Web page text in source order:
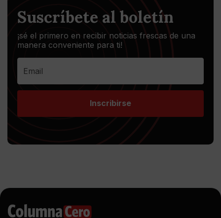
Suscríbete al boletín
¡sé el primero en recibir noticias frescas de una
manera conveniente para ti!
Inscribirse